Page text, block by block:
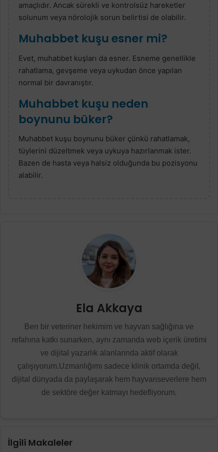
amaçlıdır. Ancak sürekli ve kontrolsüz hareketler
solunum veya nörolojik sorun belirtisi de olabilir.
Muhabbet kuşu esner mi?
Evet, muhabbet kuşları da esner. Esneme genellikle
rahatlama, gevşeme veya uykudan önce yapılan
normal bir davranıştır.
Muhabbet kuşu neden
boynunu büker?
Muhabbet kuşu boynunu büker çünkü rahatlamak,
tüylerini düzeltmek veya uykuya hazırlanmak ister.
Bazen de hasta veya halsiz olduğunda bu pozisyonu
alabilir.
Ela Akkaya
Ben bir veteriner hekimim ve hayvan sağlığına ve
refahına katkı sunarken, aynı zamanda web içerik üretimi
ve dijital yazarlık alanlarında aktif olarak
çalışıyorum.Uzmanlığımı sadece klinik ortamda değil,
dijital dünyada da paylaşarak hem hayvanseverlere hem
de sektöre değer katmayı hedefliyorum.
İlgili Makaleler